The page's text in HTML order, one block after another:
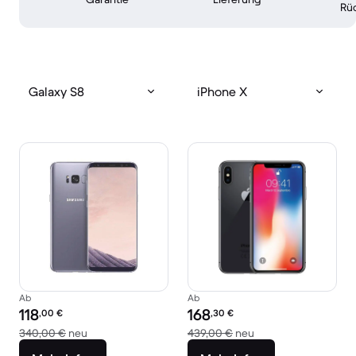
Galaxy S8 iPhone X
Ab
Preis des erneuerten Produkts:
118,00 €
340,00 € neu Im Vergleich zum Neupreis von 340,00 €
Ab
Preis des erneuerten Produkts:
168,30 €
439,00 € neu